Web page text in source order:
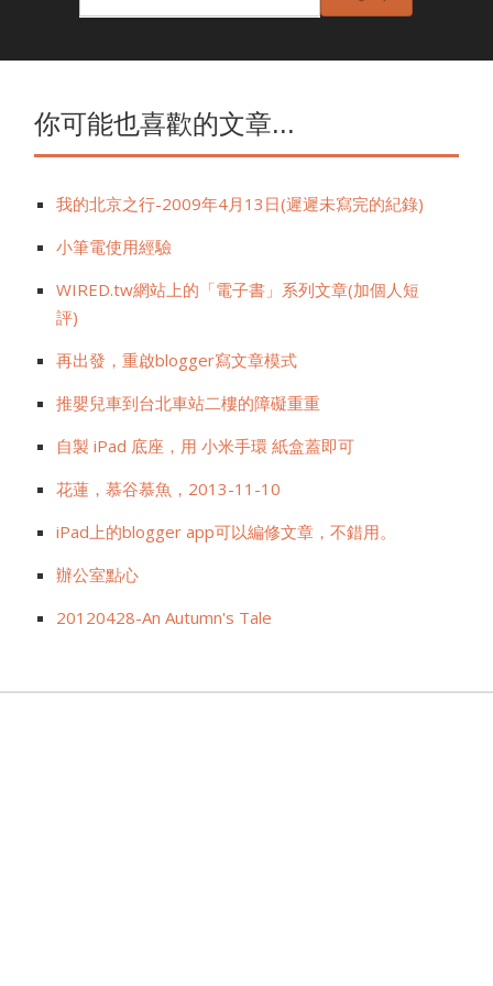
你可能也喜歡的文章...
我的北京之行-2009年4月13日(遲遲未寫完的紀錄)
小筆電使用經驗
WIRED.tw網站上的「電子書」系列文章(加個人短
評)
再出發，重啟blogger寫文章模式
推嬰兒車到台北車站二樓的障礙重重
自製 iPad 底座，用 小米手環 紙盒蓋即可
花蓮，慕谷慕魚，2013-11-10
iPad上的blogger app可以編修文章，不錯用。
辦公室點心
20120428-An Autumn's Tale